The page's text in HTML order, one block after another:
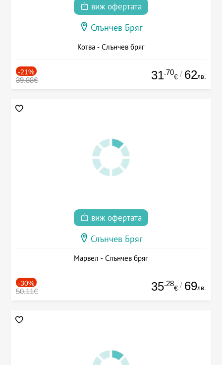
виж офертата
Слънчев Бряг
Котва - Слънчев бряг
-21%
39.88€ 31.70
€ / 62лв.
виж офертата
Слънчев Бряг
Марвел - Слънчев бряг
-30%
50.11€ 35.28
€ / 69лв.